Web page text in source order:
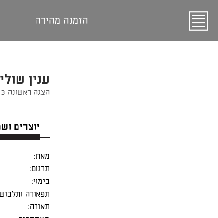
הזמנה מהירה
ענין שולי
הצגה ראשונה 01/11/1983
יוצרים
מאת:
תרגום:
בימוי:
תפאורה
תאורה: